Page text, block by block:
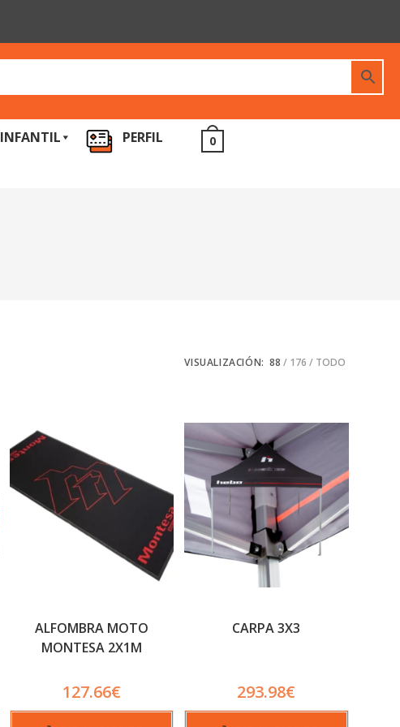
INFANTIL PERFIL 0
VISUALIZACIÓN: 88 176 TODO
ALFOMBRA MOTO
MONTESA 2X1M
127.66€
CARPA 3X3
293.98€